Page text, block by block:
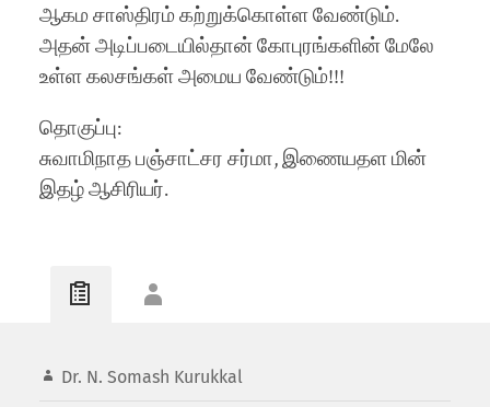
ஆகம சாஸ்திரம் கற்றுக்கொள்ள வேண்டும்.
அதன் அடிப்படையில்தான் கோபுரங்களின் மேலே
உள்ள கலசங்கள் அமைய வேண்டும்!!!
தொகுப்பு:
சுவாமிநாத பஞ்சாட்சர சர்மா, இணையதள மின்
இதழ் ஆசிரியர்.
Dr. N. Somash Kurukkal